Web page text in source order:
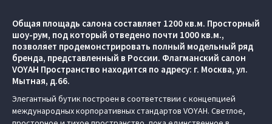
Общая площадь салона составляет 1200 кв.м. Просторный
шоу-рум, под который отведено почти 1000 кв.м.,
позволяет продемонстрировать полный модельный ряд
бренда, представленный в России. Флагманский салон
VOYAH Пространство находится по адресу: г. Москва, ул.
Мытная, д.66.
Элегантный бутик построен в соответствии с концепцией
международных корпоративных стандартов VOYAH. Светлое,